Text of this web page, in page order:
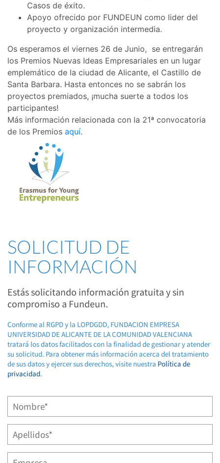
Casos de éxito.
Apoyo ofrecido por FUNDEUN como lider del
proyecto y organización intermedia.
Os esperamos el viernes 26 de Junio, se entregarán
los Premios Nuevas Ideas Empresariales en un lugar
emplemático de la ciudad de Alicante, el Castillo de
Santa Barbara. Hasta entonces no se sabrán los
proyectos premiados, ¡mucha suerte a todos los
participantes!
Más información relacionada con la 21ª convocatoria
de los Premios aquí.
SOLICITUD DE
INFORMACIÓN
Estás solicitando información gratuita y sin
compromiso a Fundeun.
Conforme al RGPD y la LOPDGDD, FUNDACION EMPRESA
UNIVERSIDAD DE ALICANTE DE LA COMUNIDAD VALENCIANA
tratará los datos facilitados con la finalidad de gestionar y atender
su solicitud. Para obtener más información acerca del tratamiento
de sus datos y ejercer sus derechos, visite nuestra Política de
privacidad.